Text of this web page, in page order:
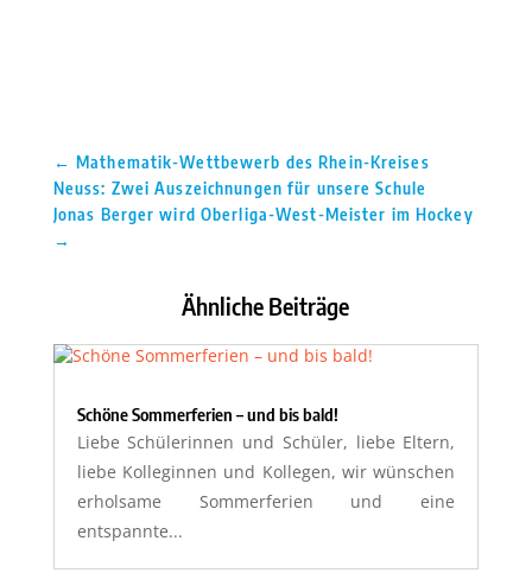
←Mathematik-Wettbewerb des Rhein-Kreises
Neuss: Zwei Auszeichnungen für unsere Schule
Jonas Berger wird Oberliga-West-Meister im Hockey
→
Ähnliche Beiträge
Schöne Sommerferien – und bis bald!
Liebe Schülerinnen und Schüler, liebe Eltern,
liebe Kolleginnen und Kollegen, wir wünschen
erholsame Sommerferien und eine
entspannte...